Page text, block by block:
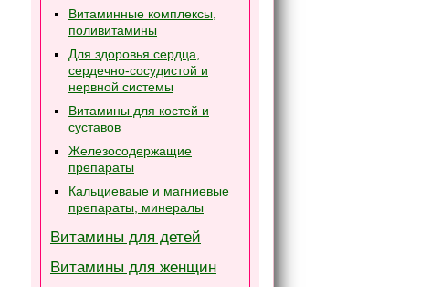
Витаминные комплексы,
поливитамины
Для здоровья сердца,
сердечно-сосудистой и
нервной системы
Витамины для костей и
суставов
Железосодержащие
препараты
Кальциеваые и магниевые
препараты, минералы
Витамины для детей
Витамины для женщин